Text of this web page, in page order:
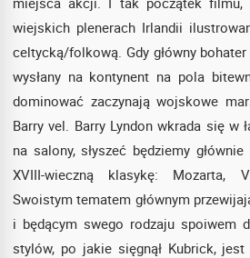
wiejskich plenerach Irlandii
celtycką/folkową. Gdy główny
wysłany na kontynent na pola
dominować zaczynają wojskowe
Barry vel. Barry Lyndon wkrada się w
na salony, słyszeć będziemy
XVIII-wieczną klasykę: Mozarta,
Swoistym tematem głównym
i będącym swego rodzaju spoiwem
stylów, po jakie sięgnął Kubrick,